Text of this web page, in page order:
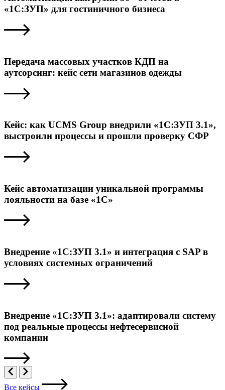
«1С:ЗУП» для гостиничного бизнеса
Передача массовых участков КДП на
аутсорсинг: кейс сети магазинов одежды
Кейс: как UCMS Group внедрили «1С:ЗУП 3.1»,
выстроили процессы и прошли проверку СФР
Кейс автоматизации уникальной программы
лояльности на базе «1С»
Внедрение «1С:ЗУП 3.1» и интеграция с SAP в
условиях системных ограничений
Внедрение «1С:ЗУП 3.1»: адаптировали систему
под реальные процессы нефтесервисной
компании
Все кейсы